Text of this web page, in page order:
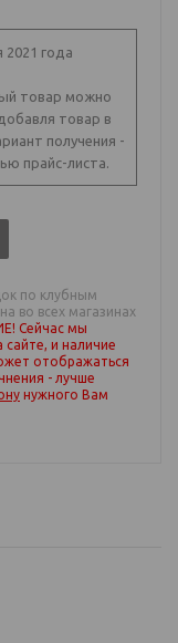
2021 года
товар можно
товар в
получения -
прайс-листа.
по клубным
во всех магазинах
Сейчас мы
сайте, и наличие
отображаться
- лучше
нужного Вам